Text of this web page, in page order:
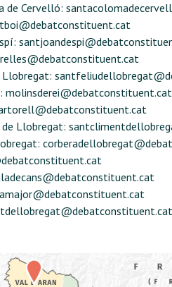
de Cervelló:
Llobregat:
molinsderei@debatconstituent.cat
Llobregat: